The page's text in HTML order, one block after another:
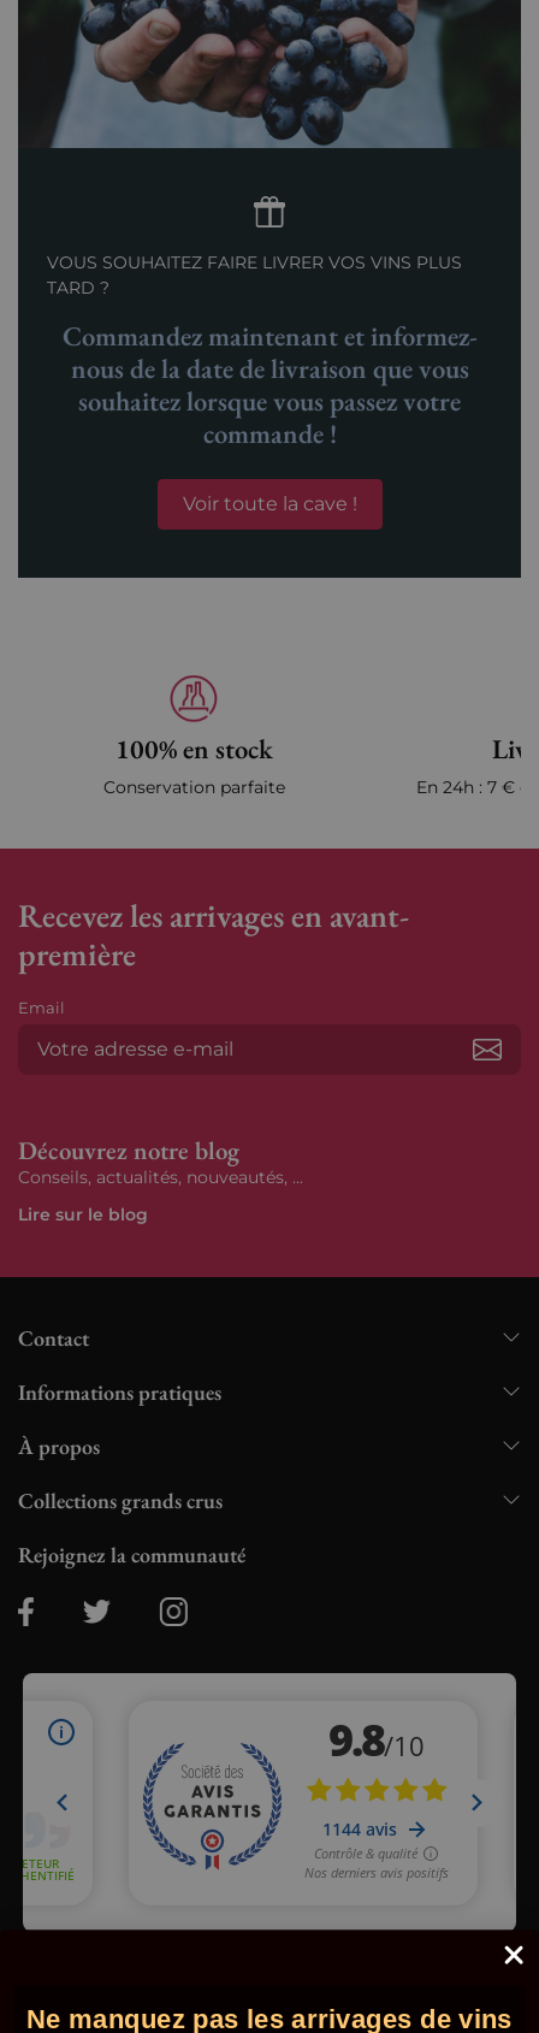
VOUS SOUHAITEZ FAIRE LIVRER VOS VINS PLUS
TARD ?
Commandez maintenant et informez-
nous de la date de livraison que vous
souhaitez lorsque vous passez votre
commande !
Voir toute la cave !
100% en stock
Conservation parfaite En 24h : 7 €
Recevez les arrivages en avant-
première
Email
Découvrez notre blog
Conseils, actualités, nouveautés, ...
Lire sur le blog
Contact
Informations pratiques
À propos
Collections grands crus
Rejoignez la communauté
© 2026 - Comptoir des Millésimes. Tous droits réservés.•
Ne manquez pas les arrivages de vins